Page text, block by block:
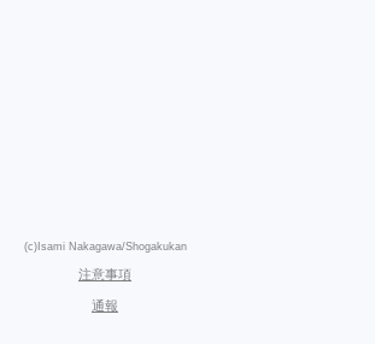
(c)Isami Nakagawa/Shogakukan
注意事項
通報